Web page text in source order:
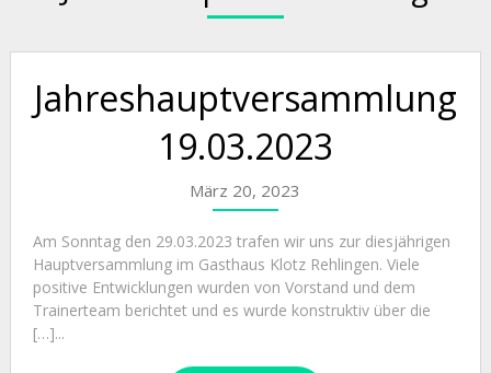
Jahreshauptversammlung
19.03.2023
März 20, 2023
Am Sonntag den 29.03.2023 trafen wir uns zur diesjährigen
Hauptversammlung im Gasthaus Klotz Rehlingen. Viele
positive Entwicklungen wurden von Vorstand und dem
Trainerteam berichtet und es wurde konstruktiv über die
[…]...